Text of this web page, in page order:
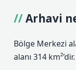
Arhavi
Bölge Merkezi
alanı 314